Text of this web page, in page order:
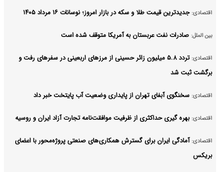
اقتصادی: جدیدترین قیمت طلا و سکه در بازار امروز؛ نوسانات ۱۶ مرداد ۱۴۰۵
بین الملل: صادرات نفت عربستان به آمریکا متوقف شده است
اقتصادی:
تردد ۵.۸ میلیون زائر حسینی از مرزهای اربعینی در سفرهای رفت و
برگشت ثبت شد
اقتصادی: سخنگوی آبفای تهران از پایداری وضعیت آب پایتخت خبر داد
اقتصادی: بهره گیری حداکثری از ظرفیت موافقت‌نامه تجارت آزاد ایران و روسیه
اقتصادی: آمادگی ایران برای گسترش همکاری‌های صنعتی پروژه‌محور با اعضای
بریکس